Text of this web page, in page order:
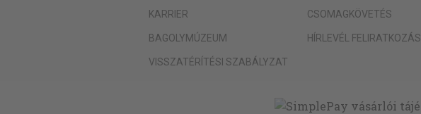
KARRIER
BAGOLYMÚZEUM
VISSZATÉRÍTÉSI SZABÁLYZAT
CSOMAGKÖVETÉS
HÍRLEVÉL FELIRATKOZÁS